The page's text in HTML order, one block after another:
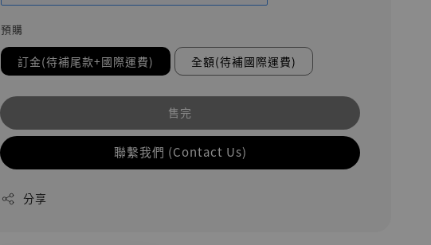
預購
訂金(待補尾款+國際運費) 全額(待補國際運費)
售完
聯繫我們 (Contact Us)
分享